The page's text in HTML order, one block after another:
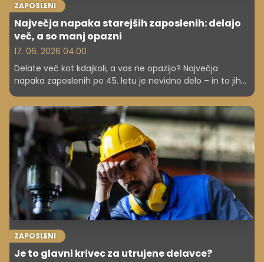
ZAPOSLENI
Največja napaka starejših zaposlenih: delajo
več, a so manj opazni
17. 06. 2026 04.00
Delate več kot kdajkoli, a vas ne opazijo? Največja
napaka zaposlenih po 45. letu je nevidno delo – in to jih
stane povišice.
ZAPOSLENI
Je to glavni krivec za utrujene delavce?